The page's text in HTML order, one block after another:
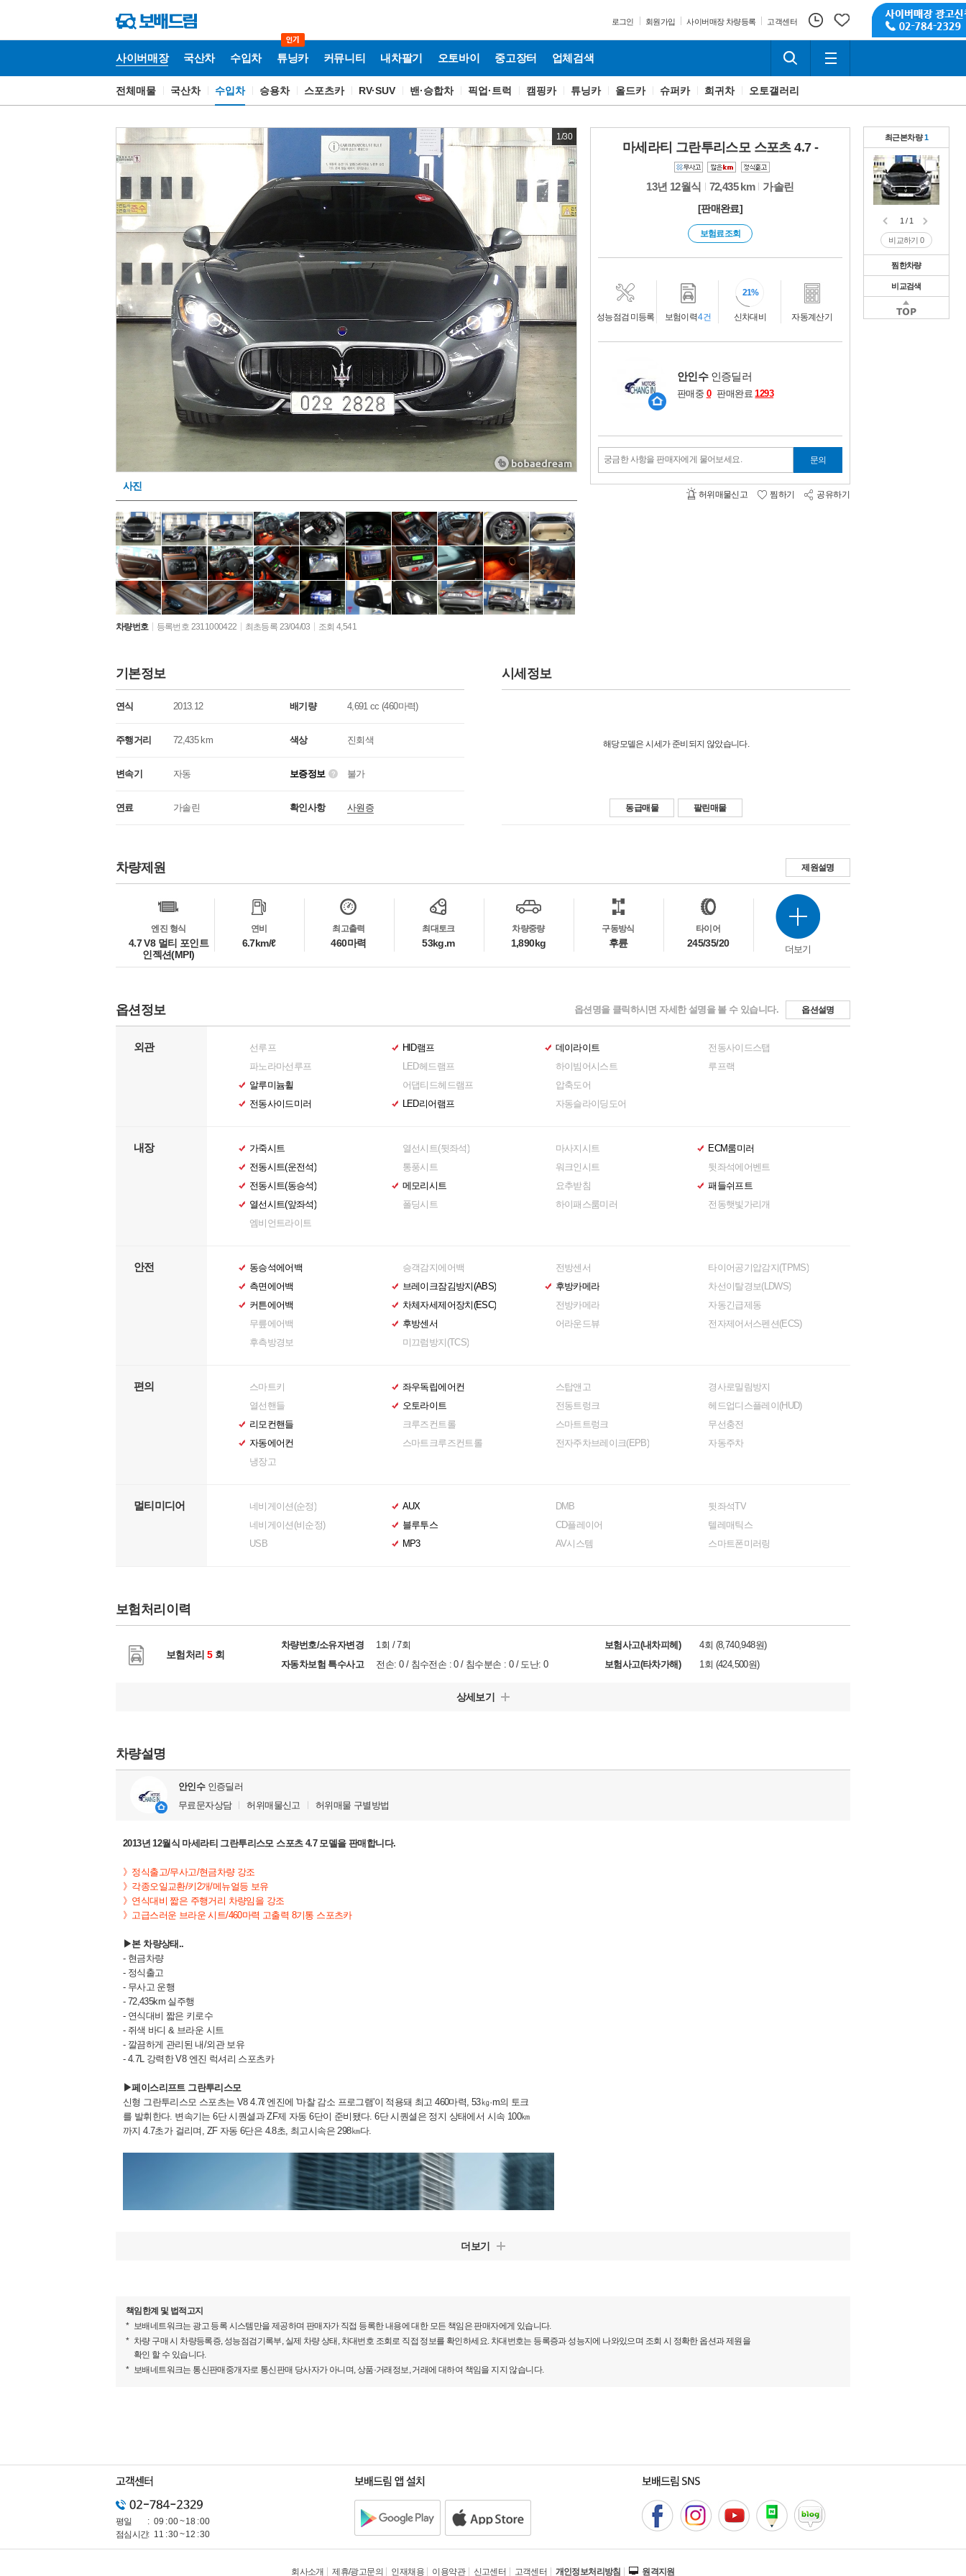
로그인 회원가입 사이버매장 차량등록 고객센터
사이버매장 국산차 수입차 튜닝카 커뮤니티 내차팔기 오토바이 중고장터 업체검색
사
전체매물 국산차 수입차 승용차 스포츠카 RV·SUV 밴·승합차 픽업·트럭 캠핑카 튜닝카 올드카 슈퍼카 희귀차 오토갤러리
1/30
사진
차량번호 등록번호 2311000422 최초등록 23/04/03 조회 4,541
마세라티 그란투리스모 스포츠 4.7 -
13년 12월식 72,435 km 가솔린
[판매완료]
보험료조회
성능점검 미등록 보험이력4건
21
신차대비 자동계산기
안인수인증딜러
판매중 0 판매완료1293
궁금한 사항을 판매자에게 물어보세요. 문의
허위매물신고 찜하기 공유하기
기본정보
연식 2013.12 배기량 4,691 cc (460마력)
주행거리 72,435 km 색상 진회색
변속기 자동 보증정보 불가
연료 가솔린 확인사항 사원증
시세정보
해당모델은 시세가 준비되지 않았습니다.
동급매물 팔린매물
차량제원
제원설명
엔진 형식
4.7 V8 멀티 포인트
인젝션(MPI)
연비
6.7km/ℓ
최고출력
460마력
최대토크
53kg.m
차량중량
1,890kg
구동방식
후륜
타이어
245/35/20
더보기
옵션정보 옵션명을 클릭하시면 자세한 설명을 볼 수 있습니다. 옵션설명
외관
선루프
파노라마선루프
알루미늄휠
전동사이드미러
HID램프
LED헤드램프
어댑티드헤드램프
LED리어램프
데이라이트
하이빔어시스트
압축도어
자동슬라이딩도어
전동사이드스탭
루프랙
내장
가죽시트
전동시트(운전석)
전동시트(동승석)
열선시트(앞좌석)
열선시트(뒷좌석)
통풍시트
메모리시트
폴딩시트
마사지시트
워크인시트
요추받침
하이패스룸미러
ECM룸미러
뒷좌석에어벤트
패들쉬프트
전동햇빛가리개
엠비언트라이트
안전
동승석에어백
측면에어백
커튼에어백
무릎에어백
승객감지에어백
브레이크잠김방지(ABS)
차체자세제어장치(ESC)
후방센서
전방센서
후방카메라
전방카메라
어라운드뷰
타이어공기압감지(TPMS)
차선이탈경보(LDWS)
자동긴급제동
전자제어서스펜션(ECS)
후측방경보
미끄럼방지(TCS)
편의
스마트키
열선핸들
리모컨핸들
자동에어컨
좌우독립에어컨
오토라이트
크루즈컨트롤
스마트크루즈컨트롤
스탑앤고
전동트렁크
스마트트렁크
전자주차브레이크(EPB)
경사로밀림방지
헤드업디스플레이(HUD)
무선충전
자동주차
냉장고
멀티미디어
네비게이션(순정)
네비게이션(비순정)
USB
AUX
블루투스
MP3
DMB
CD플레이어
AV시스템
뒷좌석TV
텔레매틱스
스마트폰미러링
보험처리이력
보험처리 5회
차량번호/소유자변경
1회 / 7회
자동차보험 특수사고
전손: 0 / 침수전손 : 0 / 침수분손 : 0 / 도난: 0
보험사고(내차피헤)
4회 (8,740,948원)
보험사고(타차가해)
1회 (424,500원)
상세보기
차량설명
안인수인증딜러
무료문자상담
허위매물신고 허위매물 구별방법
2013년 12월식 마세라티 그란투리스모 스포츠 4.7 모델을 판매합니다.
》정식출고/무사고/현금차량 강조
》각종오일교환/키2개/메뉴얼등 보유
》연식대비 짧은 주행거리 차량임을 강조
》고급스러운 브라운 시트/460마력 고출력 8기통 스포츠카
▶본 차량상태..
- 현금차량
- 정식출고
- 무사고 운행
- 72,435km 실주행
- 연식대비 짧은 키로수
- 쥐색 바디 & 브라운 시트
- 깔끔하게 관리된 내/외관 보유
- 4.7L 강력한 V8 엔진 럭셔리 스포츠카
▶페이스리프트 그란투리스모
신형 그란투리스모 스포츠는 V8 4.7ℓ 엔진에 '마찰 감소 프로그램'이 적용돼 최고 460마력, 53㎏·m의 토크
를 발휘한다. 변속기는 6단 시퀀셜과 ZF제 자동 6단이 준비됐다. 6단 시퀀셜은 정지 상태에서 시속 100㎞
까지 4.7초가 걸리며, ZF 자동 6단은 4.8초, 최고시속은 298㎞다.
더보기
책임한계 및 법적고지
보배네트워크는 광고 등록 시스템만을 제공하며 판매자가 직접 등록한 내용에 대한 모든 책임은 판매자에게 있습니다.
차량 구매 시 차량등록증, 성능점검기록부, 실제 차량 상태, 차대번호 조회로 직접 정보를 확인하세요. 차대번호는 등록증과 성능지에 나와있으며 조회 시 정확한 옵션과 제원을
확인 할 수 있습니다.
보배네트워크는 통신판매중개자로 통신판매 당사자가 아니며, 상품·거래정보, 거래에 대하여 책임을 지지 않습니다.
최근본차량1
1 / 1
비교하기0
찜한차량
1 / 1
비교하기
비교검색
1 / 1
평일
09 : 00 ~ 18 : 00
점심시간 11 : 30 ~ 12 : 30
회사소개 제휴/광고문의 인재채용 이용약관 신고센터 고객센터 개인정보처리방침 원격지원